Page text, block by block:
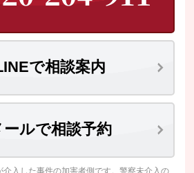
で相談案内
ールで相談予約
入した事件の加害者側です。警察未介入の